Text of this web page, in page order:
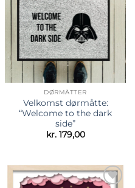
DØRMÅTTER
Velkomst dørmåtte:
“Welcome to the dark
side”
kr.179,00